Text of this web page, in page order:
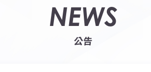
NEWS
公告